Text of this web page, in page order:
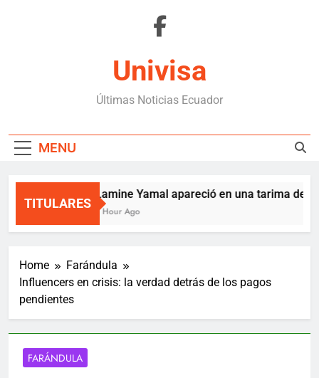
Univisa
Últimas Noticias Ecuador
MENU
TITULARES
Lamine Yamal apareció en una tarima de
1 Hour Ago
Home
Farándula
Influencers en crisis: la verdad detrás de los pagos
pendientes
FARÁNDULA